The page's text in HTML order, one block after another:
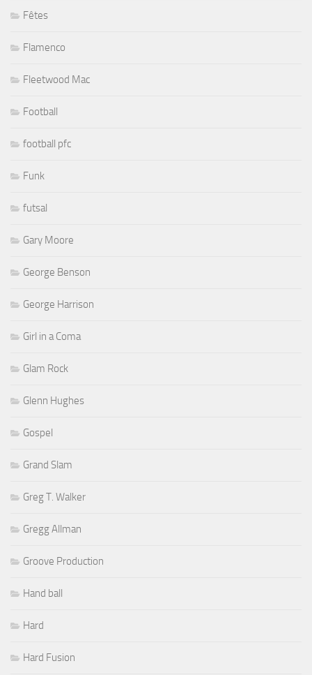
Fêtes
Flamenco
Fleetwood Mac
Football
football pfc
Funk
futsal
Gary Moore
George Benson
George Harrison
Girl in a Coma
Glam Rock
Glenn Hughes
Gospel
Grand Slam
Greg T. Walker
Gregg Allman
Groove Production
Hand ball
Hard
Hard Fusion